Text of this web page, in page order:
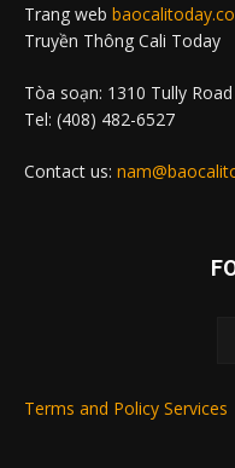
Trang web
Truyền Thông Cali Today
Tòa soạn: 1310 Tully
Tel: (408) 482-6527
Contact us:
Terms and Policy Services